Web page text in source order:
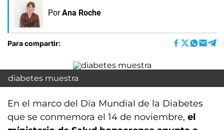
Por Ana Roche
Para compartir:
diabetes muestra
En el marco del Día Mundial de la Diabetes
que se conmemora el 14 de noviembre, el